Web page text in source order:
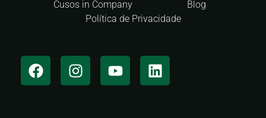
Cusos in Company
Blog
Política de Privacidade